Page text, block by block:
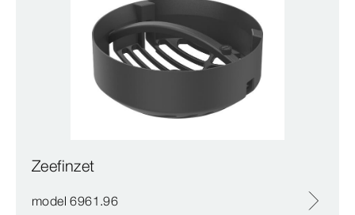
Zeefinzet
model 6961.96